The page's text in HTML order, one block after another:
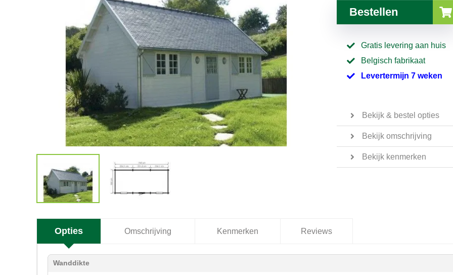
Bestellen
Gratis levering aan huis
Belgisch fabrikaat
Levertermijn 7 weken
Bekijk & bestel opties
Bekijk omschrijving
Bekijk kenmerken
Opties Omschrijving Kenmerken Reviews
Wanddikte